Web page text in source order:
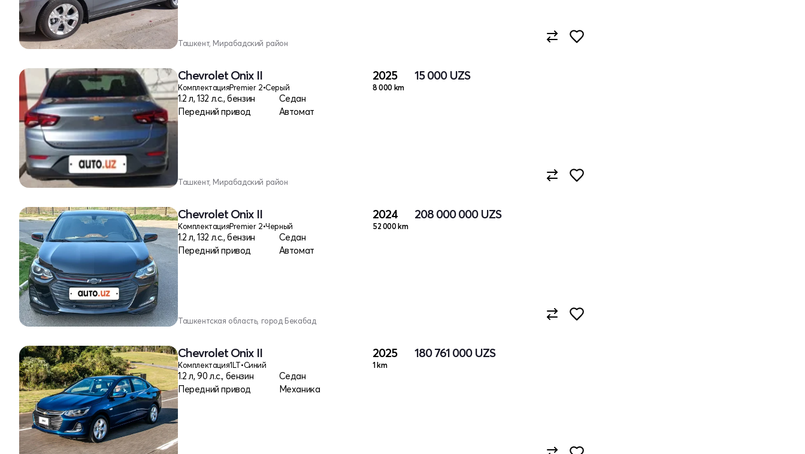
Ташкент, Мирабадский район
Chevrolet Onix II
КомплектацияPremier 2•Серый
1.2 л, 132 л.с., бензин
Седан
Передний привод
Автомат
2025
8 000 km
15 000 UZS
Ташкент, Мирабадский район
Chevrolet Onix II
КомплектацияPremier 2•Черный
1.2 л, 132 л.с., бензин
Седан
Передний привод
Автомат
2024
52 000 km
208 000 000 UZS
Ташкентская область, город Бекабад
Chevrolet Onix II
Комплектация1LT•Синий
1.2 л, 90 л.с., бензин
Седан
Передний привод
Механика
2025
1 km
180 761 000 UZS